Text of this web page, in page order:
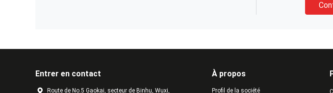
Entrer en contact
Route de No.5 Gaokai, secteur de Binhu, Wuxi,
À propos
Profil de la société